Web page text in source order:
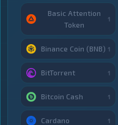
Basic Attention
Token
1
Binance Coin (BNB) 1
BitTorrent 1
Bitcoin Cash 1
Cardano 1